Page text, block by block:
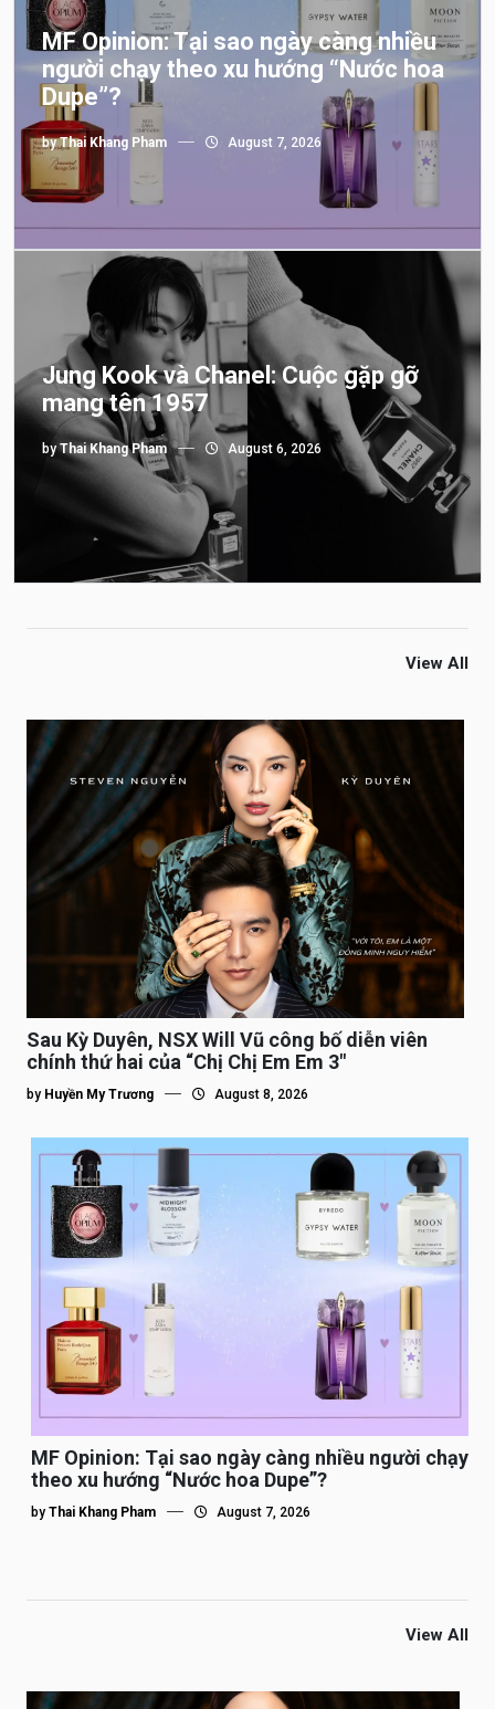
MF Opinion: Tại sao ngày càng nhiều
người chạy theo xu hướng “Nước hoa
Dupe”?
byThai Khang Pham August 7, 2026
Jung Kook và Chanel: Cuộc gặp gỡ
mang tên 1957
byThai Khang Pham August 6, 2026
View All
Sau Kỳ Duyên, NSX Will Vũ công bố diễn viên
chính thứ hai của “Chị Chị Em Em 3″
by Huyền My Trương August 8, 2026
MF Opinion: Tại sao ngày càng nhiều người chạy
theo xu hướng “Nước hoa Dupe”?
by Thai Khang Pham August 7, 2026
View All